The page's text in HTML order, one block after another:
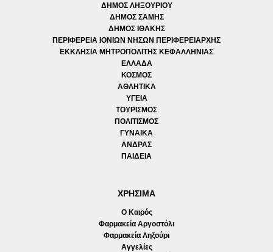
ΔΗΜΟΣ ΛΗΞΟΥΡΙΟΥ
ΔΗΜΟΣ ΣΑΜΗΣ
ΔΗΜΟΣ ΙΘΑΚΗΣ
ΠΕΡΙΦΕΡΕΙΑ ΙΟΝΙΩΝ ΝΗΣΩΝ ΠΕΡΙΦΕΡΕΙΑΡΧΗΣ
ΕΚΚΛΗΣΙΑ ΜΗΤΡΟΠΟΛΙΤΗΣ ΚΕΦΑΛΛΗΝΙΑΣ
ΕΛΛΑΔΑ
ΚΟΣΜΟΣ
ΑΘΛΗΤΙΚΑ
ΥΓΕΙΑ
ΤΟΥΡΙΣΜΟΣ
ΠΟΛΙΤΙΣΜΟΣ
ΓΥΝΑΙΚΑ
ΑΝΔΡΑΣ
ΠΑΙΔΕΙΑ
ΧΡΗΣΙΜΑ
Ο Καιρός
Φαρμακεία Αργοστόλι
Φαρμακεία Ληξούρι
Αγγελίες